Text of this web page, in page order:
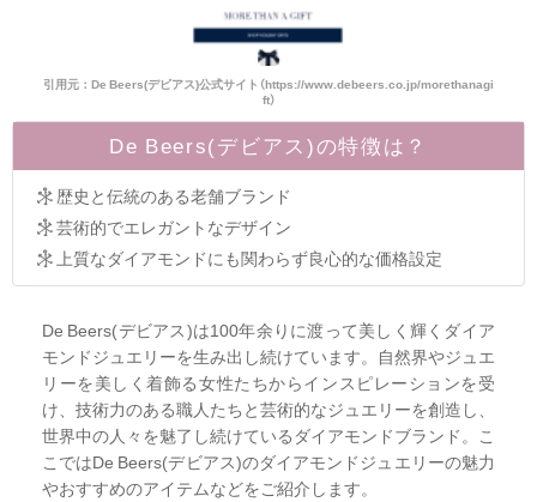
引用元：De Beers(デビアス)公式サイト（https://www.debeers.co.jp/morethanagi
ft）
De Beers(デビアス)の特徴は？
歴史と伝統のある老舗ブランド
芸術的でエレガントなデザイン
上質なダイアモンドにも関わらず良心的な価格設定
De Beers(デビアス)は100年余りに渡って美しく輝くダイア
モンドジュエリーを生み出し続けています。自然界やジュエ
リーを美しく着飾る女性たちからインスピレーションを受
け、技術力のある職人たちと芸術的なジュエリーを創造し、
世界中の人々を魅了し続けているダイアモンドブランド。こ
こではDe Beers(デビアス)のダイアモンドジュエリーの魅力
やおすすめのアイテムなどをご紹介します。